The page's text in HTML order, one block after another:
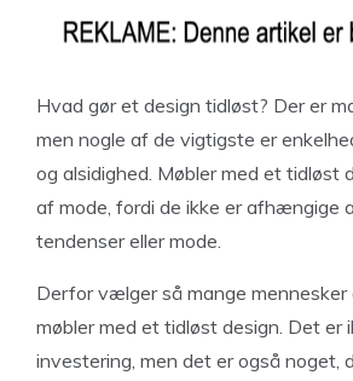
Hvad gør et design tidløst? Der er
men nogle af de vigtigste er
og alsidighed. Møbler med et tidløst
af mode, fordi de ikke er afhængige
tendenser eller mode.
Derfor vælger så mange mennesker
møbler med et tidløst design. Det er
investering, men det er også noget,